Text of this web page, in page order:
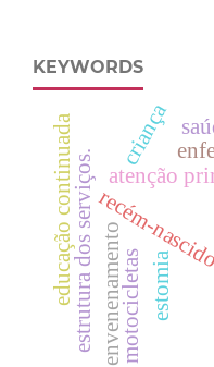
KEYWORDS
atenção
criança
estrutura dos serviços.recém-nascido
educação continuada envenenamento estomia
motocicletas